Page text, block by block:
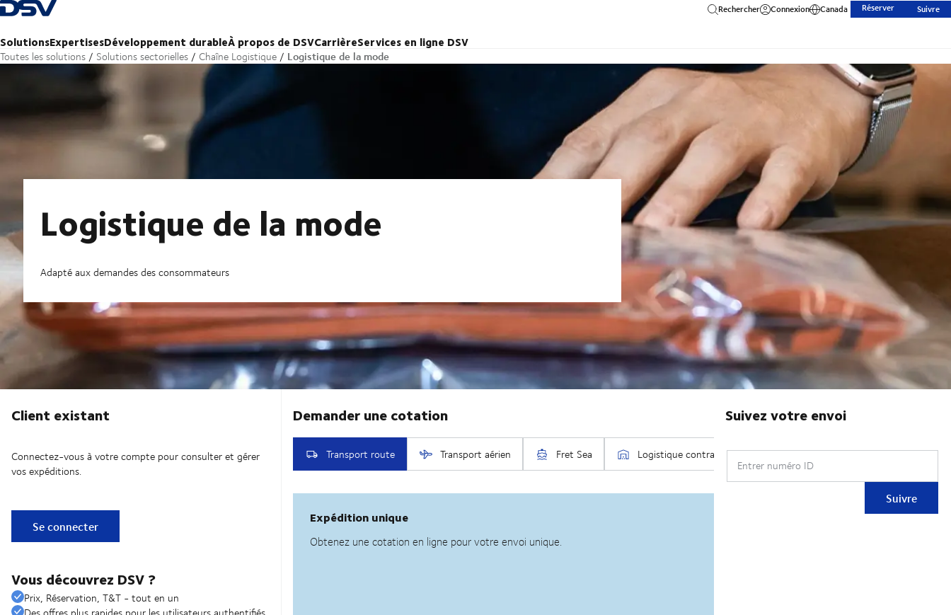
Retour à la page d'accueil
SolutionsExpertisesDéveloppement durableÀ propos de DSVCarrièreServices en ligne DSV
Rechercher Connexion Canada Réserver Suivre
Toutes les solutions Solutions sectorielles Chaîne Logistique Logistique de la mode
Logistique de la mode
Adapté aux demandes des consommateurs
Client existant
Connectez-vous à votre compte pour consulter et gérer
vos expéditions.
Se connecter
Vous découvrez DSV ?
Prix, Réservation, T&T - tout en un
Suivez votre envoi
Entrer numéro ID
Suivre